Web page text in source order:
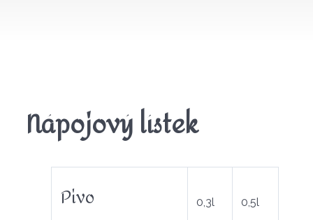
Nápojový lístek
Pivo 0,3l 0,5l